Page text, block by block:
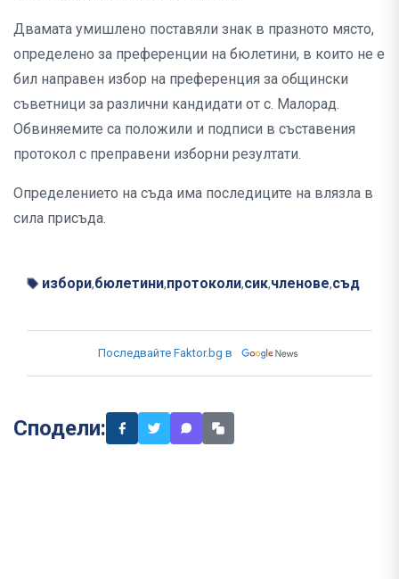
Двамата умишлено поставяли знак в празното място,
определено за преференции на бюлетини, в които не е
бил направен избор на преференция за общински
съветници за различни кандидати от с. Малорад.
Обвиняемите са положили и подписи в съставения
протокол с преправени изборни резултати.
Определението на съда има последиците на влязла в
сила присъда.
избори,бюлетини,протоколи,сик,членове,съд
Последвайте Faktor.bg в
Сподели: